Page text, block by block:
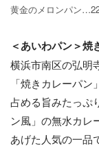
黄金のメロンパン
＜あいわパン＞焼
横浜市南区の弘明
「焼きカレーパ
占める旨みたっぷ
ン風」の無水カレ
あげた人気の一品